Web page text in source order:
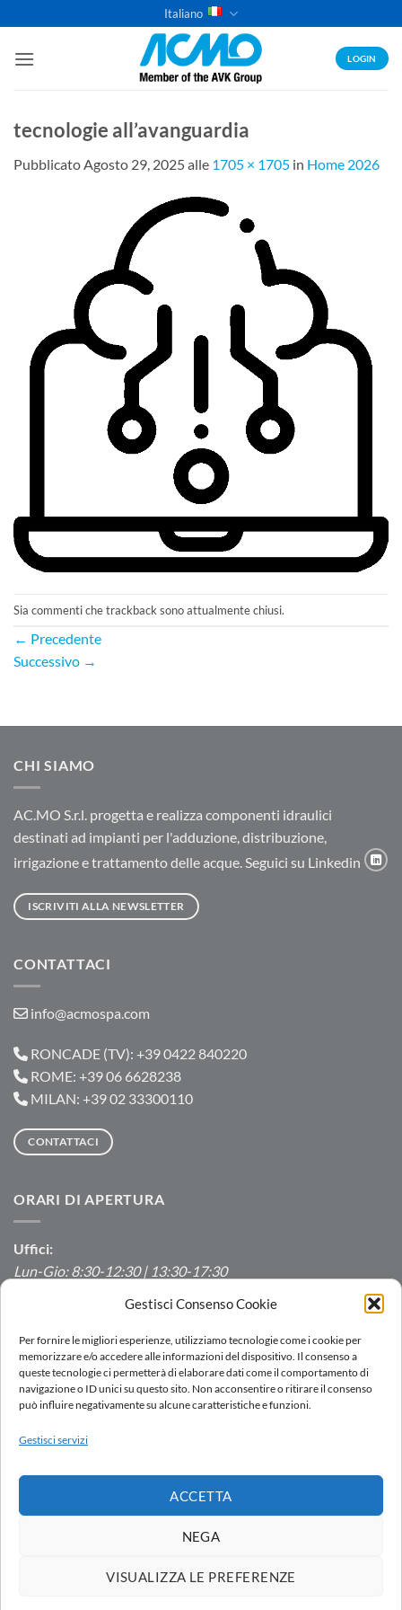
Gestisci Consenso Cookie
Per fornire le migliori esperienze, utilizziamo tecnologie come i cookie per
memorizzare e/o accedere alle informazioni del dispositivo. Il consenso a
queste tecnologie ci permetterà di elaborare dati come il comportamento di
navigazione o ID unici su questo sito. Non acconsentire o ritirare il consenso
può influire negativamente su alcune caratteristiche e funzioni.
Gestisci servizi
ACCETTA
NEGA
VISUALIZZA LE PREFERENZE
ai
contenuti
Italiano
LOGIN
tecnologie all’avanguardia
PubblicatoAgosto 29, 2025alle 1705 × 1705 in Home 2026
Sia commenti che trackback sono attualmente chiusi.
← Precedente
Successivo →
CHI SIAMO
AC.MO S.r.l. progetta e realizza componenti idraulici
destinati ad impianti per l'adduzione, distribuzione,
irrigazione e trattamento delle acque. Seguici su Linkedin
ISCRIVITI ALLA NEWSLETTER
CONTATTACI
info@acmospa.com
RONCADE (TV): +39 0422 840220
ROME: +39 06 6628238
MILAN: +39 02 33300110
CONTATTACI
ORARI DI APERTURA
Uffici:
Lun-Gio: 8:30-12:30 | 13:30-17:30
Produzione/Magazzino:
Lun-Ven: 7:00-12:00 | 13:00-16:00
PORTALE SEGNALAZIONI
AC.MO S.r.l.| All Rights Reserved | P.IVA IT
by Ezenia.it
Italia Holding S.r.l.